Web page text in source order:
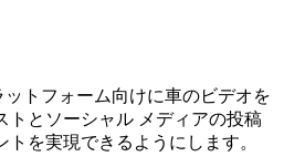
ットフォーム向けに車のビデオを
トとソーシャル メディアの投稿
を実現できるようにします。